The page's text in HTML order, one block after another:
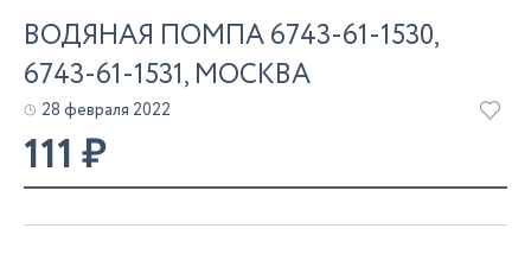
ВОДЯНАЯ ПОМПА 6743-61-1530,
6743-61-1531, МОСКВА
28 февраля 2022
111₽